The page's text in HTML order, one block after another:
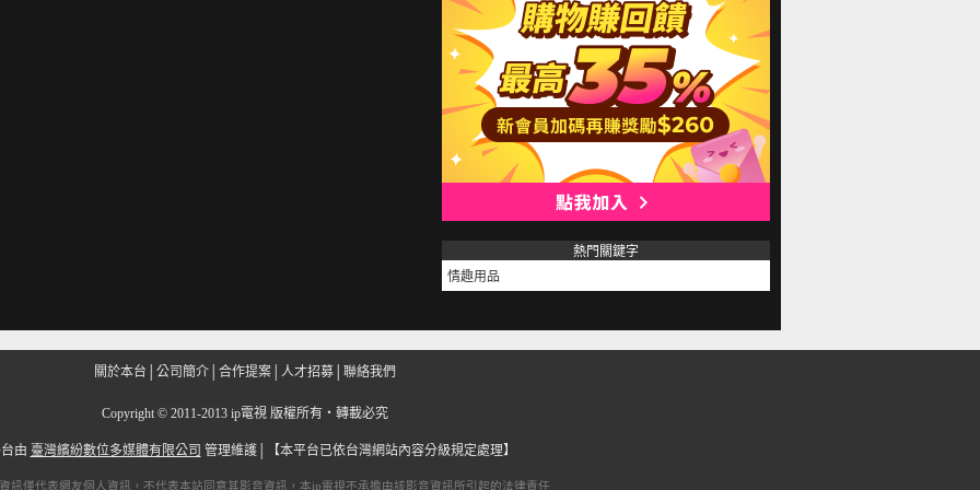
熱門關鍵字
情趣用品
關於本台 公司簡介 合作提案 人才招募 聯絡我們
Copyright © 2011-2013 ip電視 版權所有‧轉載必究
由 臺灣繽紛數位多媒體有限公司 管理維護│ 【本平台已依台灣網站內容分級規定處理】
訊僅代表網友個人資訊，不代表本站同意其影音資訊，本ip電視不承擔由該影音資訊所引起的法律責任